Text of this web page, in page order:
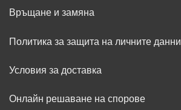
Връщане и замяна
Политика за защита на личните данни
Условия за доставка
Онлайн решаване на спорове